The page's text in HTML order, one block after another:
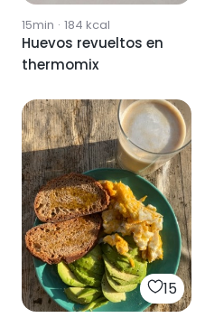
15min · 184 kcal
Huevos revueltos en
thermomix
15